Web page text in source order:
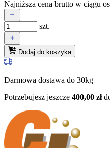
Najniższa cena brutto w ciągu
szt.
Dodaj do koszyka
Darmowa dostawa do 30kg
Potrzebujesz jeszcze 400,00 zł